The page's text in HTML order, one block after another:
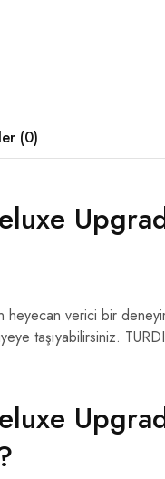
(0)
heyecan verici bir
taşıyabilirsiniz.